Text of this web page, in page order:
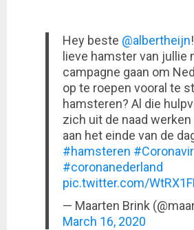
Hey beste @albertheijn
lieve hamster van jullie
campagne gaan om
op te roepen vooral te
hamsteren? Al die
zich uit de naad
aan het einde van de
#hamsteren
#coronanederland
pic.twitter.com/
— Maarten Brink
March 16, 2020